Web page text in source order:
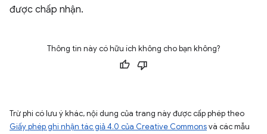
được chấp nhận.
Thông tin này có hữu ích không cho bạn không?
Trừ phi có lưu ý khác, nội dung của trang này được cấp phép theo
Giấy phép ghi nhận tác giả 4.0 của Creative Commonsvà các mẫu